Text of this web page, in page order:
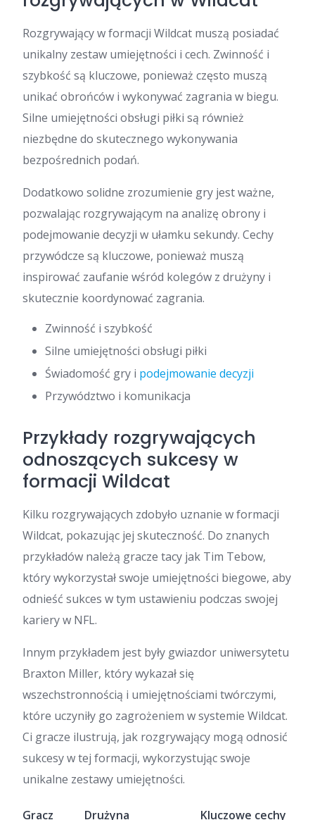
Rozgrywający w formacji Wildcat muszą posiadać
unikalny zestaw umiejętności i cech. Zwinność i
szybkość są kluczowe, ponieważ często muszą
unikać obrońców i wykonywać zagrania w biegu.
Silne umiejętności obsługi piłki są również
niezbędne do skutecznego wykonywania
bezpośrednich podań.
Dodatkowo solidne zrozumienie gry jest ważne,
pozwalając rozgrywającym na analizę obrony i
podejmowanie decyzji w ułamku sekundy. Cechy
przywódcze są kluczowe, ponieważ muszą
inspirować zaufanie wśród kolegów z drużyny i
skutecznie koordynować zagrania.
Zwinność i szybkość
Silne umiejętności obsługi piłki
Świadomość gry i podejmowanie decyzji
Przywództwo i komunikacja
Przykłady rozgrywających
odnoszących sukcesy w
formacji Wildcat
Kilku rozgrywających zdobyło uznanie w formacji
Wildcat, pokazując jej skuteczność. Do znanych
przykładów należą gracze tacy jak Tim Tebow,
który wykorzystał swoje umiejętności biegowe, aby
odnieść sukces w tym ustawieniu podczas swojej
kariery w NFL.
Innym przykładem jest były gwiazdor uniwersytetu
Braxton Miller, który wykazał się
wszechstronnością i umiejętnościami twórczymi,
które uczyniły go zagrożeniem w systemie Wildcat.
Ci gracze ilustrują, jak rozgrywający mogą odnosić
sukcesy w tej formacji, wykorzystując swoje
unikalne zestawy umiejętności.
Gracz Drużyna Kluczowe cechy